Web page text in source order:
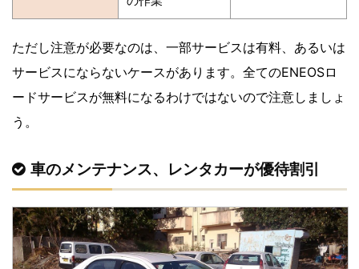
ただし注意が必要なのは、一部サービスは有料、あるいは
サービスにならないケースがあります。全てのENEOSロ
ードサービスが無料になるわけではないので注意しましょ
う。
車のメンテナンス、レンタカーが優待割引